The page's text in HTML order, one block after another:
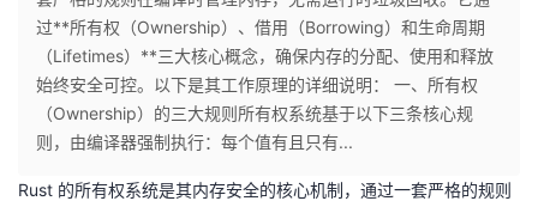
个
人
我
过**所有权（Ownership）、借用（Borrowing）和生命周期
（Lifetimes）**三大核心概念，确保内存的分配、使用和释放
始终安全可控。以下是其工作原理的详细说明： 一、所有权
（Ownership）的三大规则所有权系统基于以下三条核心规
则，由编译器强制执行：每个值有且只有...
Rust 的所有权系统是其内存安全的核心机制，通过一套严格的规则